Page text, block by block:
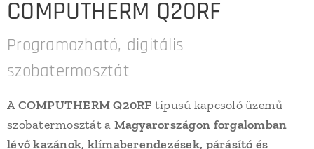
COMPUTHERM Q20RF
Programozható, digitális
szobatermosztát
ACOMPUTHERMQ20RF típusú kapcsoló üzemű
szobatermosztát a Magyarországon forgalomban
lévő kazánok, klímaberendezések, párásító és